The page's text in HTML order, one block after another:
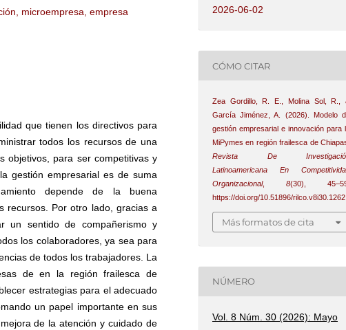
microempresa, empresa
que tienen los directivos para
todos los recursos de una
objetivos, para ser competitivas y
gestión empresarial es de suma
depende de la buena
recursos. Por otro lado, gracias a
un sentido de compañerismo y
los colaboradores, ya sea para
de todos los trabajadores. La
de en la región frailesca de
estrategias para el adecuado
un papel importante en sus
de la atención y cuidado de
2026-06-02
CÓMO CITAR
Zea Gordillo, R. E., Molina Sol, R.,
García Jiménez, A. (2026). Modelo
gestión empresarial e innovación para
MiPymes en región frailesca de
Revista De
Latinoamericana En
Organizacional, 8(30),
https://doi.org/10.51896/rilco.v8i30.1262
Más formatos de cita
NÚMERO
Vol. 8 Núm. 30 (2026): Mayo